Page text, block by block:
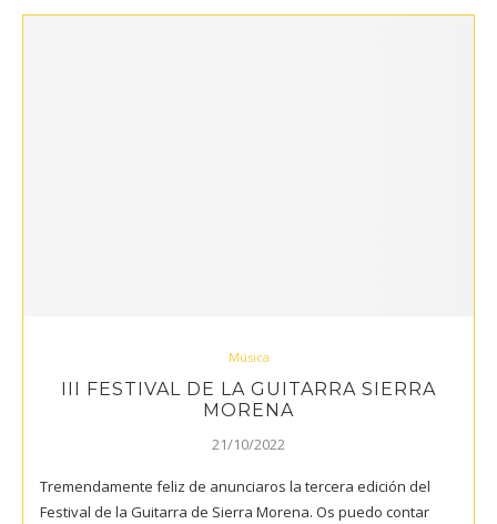
Música
III FESTIVAL DE LA GUITARRA SIERRA
MORENA
21/10/2022
Tremendamente feliz de anunciaros la tercera edición del
Festival de la Guitarra de Sierra Morena. Os puedo contar